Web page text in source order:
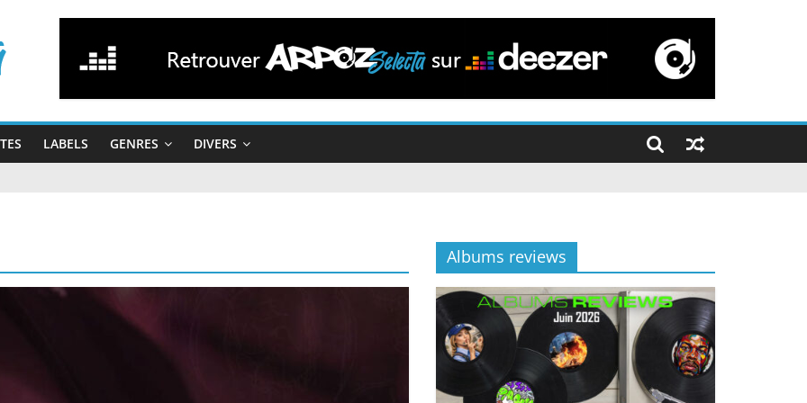
LABELS GENRES DIVERS
Albums reviews